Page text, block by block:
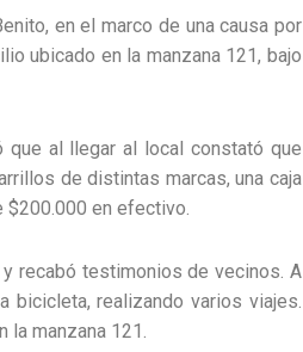
en el marco de una causa por
ubicado en la manzana 121, bajo
que al llegar al local constató que
de distintas marcas, una caja
$200.000 en efectivo.
recabó testimonios de vecinos. A
realizando varios viajes.
la manzana 121.